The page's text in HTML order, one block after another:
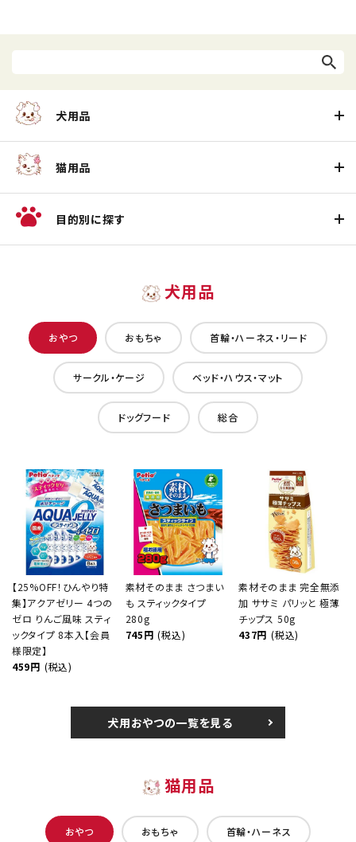
犬用品
猫用品
目的別に探す
犬用品
おやつ おもちゃ 首輪・ハーネス・リード
サークル・ケージ ベッド・ハウス・マット
ドッグフード 総合
【25%OFF！ひんやり特
集】アクアゼリー 4つの
ゼロ りんご風味 スティ
ックタイプ 8本入【会員
様限定】
459円 (税込)
素材そのまま さつまい
も スティックタイプ
280g
745円 (税込)
素材そのまま 完全無添
加 ササミ パリッと 極薄
チップス 50g
437円 (税込)
犬用おやつの一覧を見る
猫用品
おやつ おもちゃ 首輪・ハーネス